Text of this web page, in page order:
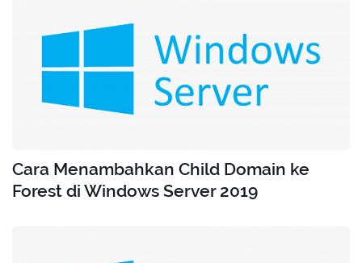
Cara Menambahkan Child Domain ke
Forest di Windows Server 2019